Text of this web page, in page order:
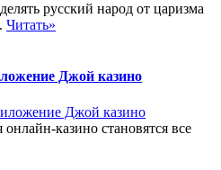
русский народ от царизма
Читать»
Джой казино
казино становятся все